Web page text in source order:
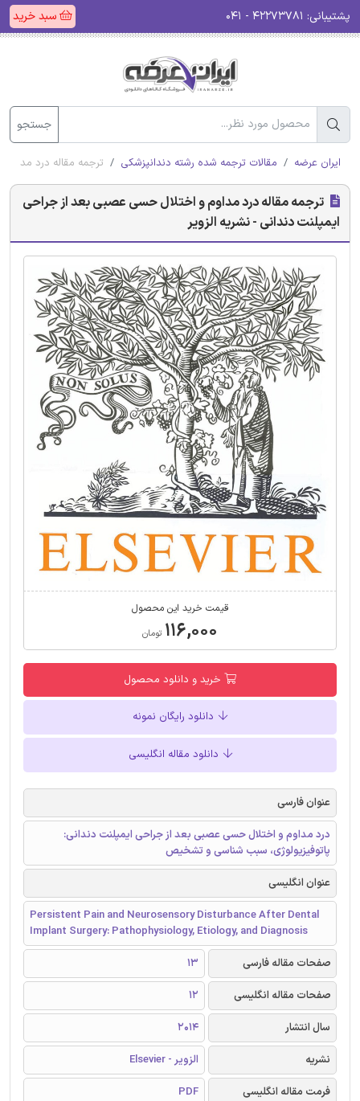
پشتیبانی: سبد خرید
جستجو
ایران عرضه مقالات ترجمه شده رشته دندانپزشکی ترجمه مقاله درد
ترجمه مقاله درد مداوم و اختلال حسی عصبی بعد از جراحی
ایمپلنت دندانی - نشریه الزویر
قیمت خرید این محصول
۱۱۶,۰۰۰ تومان
خرید و دانلود محصول
دانلود رایگان نمونه
دانلود مقاله انگلیسی
عنوان فارسی
درد مداوم و اختلال حسی عصبی بعد از جراحی ایمپلنت دندانی:
پاتوفیزیولوژی، سبب شناسی و تشخیص
عنوان انگلیسی
Persistent Pain and Neurosensory Disturbance After Dental
Implant Surgery: Pathophysiology, Etiology, and Diagnosis
صفحات مقاله فارسی
13
صفحات مقاله انگلیسی
12
سال انتشار
2014
نشریه
الزویر - Elsevier
فرمت مقاله انگلیسی
PDF